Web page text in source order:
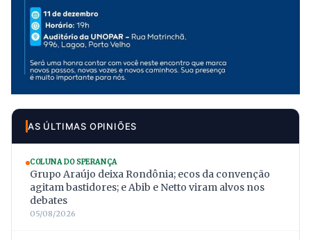
AS ÚLTIMAS OPINIÕES
COLUNA DO SPERANÇA
Grupo Araújo deixa Rondônia; ecos da convenção
agitam bastidores; e Abib e Netto viram alvos nos
debates
05/08/2026